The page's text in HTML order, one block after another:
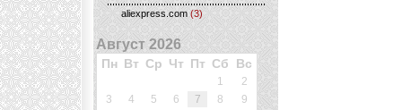
aliexpress.com (3)
Август 2026
Пн Вт Ср Чт Пт Сб Вс
1
2
3
4 5 6 7 8
9